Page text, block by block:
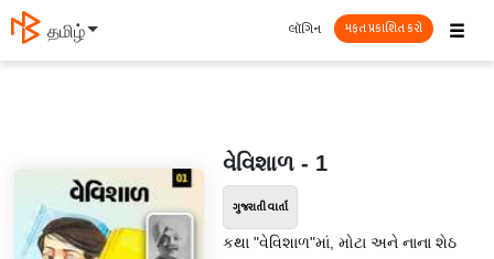
தமிழ் ☰
લૉગિન મફત પ્રકાશિત કરો
વેવિશાળ - 1
ગુજરાતી વાર્તા
કથા "વેવિશાળ"માં, મોટા અને નાના શેઠ